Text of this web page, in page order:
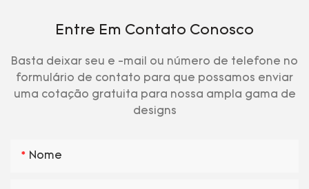
Entre Em Contato Conosco
Basta deixar seu e -mail ou número de telefone no
formulário de contato para que possamos enviar
uma cotação gratuita para nossa ampla gama de
designs
Nome